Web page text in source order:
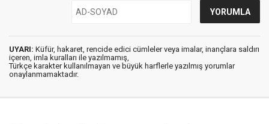
UYARI: Küfür, hakaret, rencide edici cümleler veya imalar, inançlara saldırı
içeren, imla kuralları ile yazılmamış,
Türkçe karakter kullanılmayan ve büyük harflerle yazılmış yorumlar
onaylanmamaktadır.